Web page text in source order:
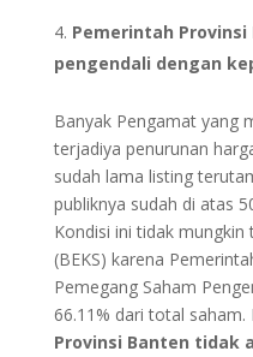
Pemerintah
pengendali dengan
Banyak Pengamat yang
terjadiya penurunan
sudah lama listing
publiknya sudah di atas
Kondisi ini tidak
(BEKS) karena
Pemegang Saham
66.11% dari total saham.
Provinsi Banten tidak